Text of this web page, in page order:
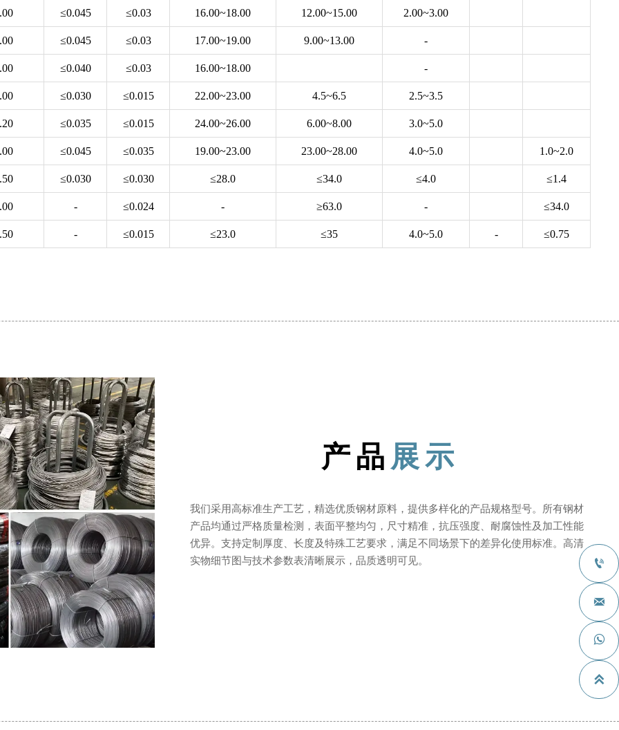
≤0.045 ≤0.03 16.00~18.00 12.00~15.00 2.00~3.00
≤0.045 ≤0.03 17.00~19.00 9.00~13.00 -
≤0.040 ≤0.03 16.00~18.00 -
≤0.030 ≤0.015 22.00~23.00 4.5~6.5 2.5~3.5
≤0.035 ≤0.015 24.00~26.00 6.00~8.00 3.0~5.0
≤0.045 ≤0.035 19.00~23.00 23.00~28.00 4.0~5.0 1.0~2.0
≤0.030 ≤0.030 ≤28.0 ≤34.0 ≤4.0 ≤1.4
- ≤0.024 - ≥63.0 - ≤34.0
- ≤0.015 ≤23.0 ≤35 4.0~5.0 - ≤0.75
产品 展示
我们采用高标准生产工艺，精选优质钢材原料，提供多样化的产品规格型号。所有钢材
产品均通过严格质量检测，表面平整均匀，尺寸精准，抗压强度、耐腐蚀性及加工性能
优异。支持定制厚度、长度及特殊工艺要求，满足不同场景下的差异化使用标准。高清
实物细节图与技术参数表清晰展示，品质透明可见。



